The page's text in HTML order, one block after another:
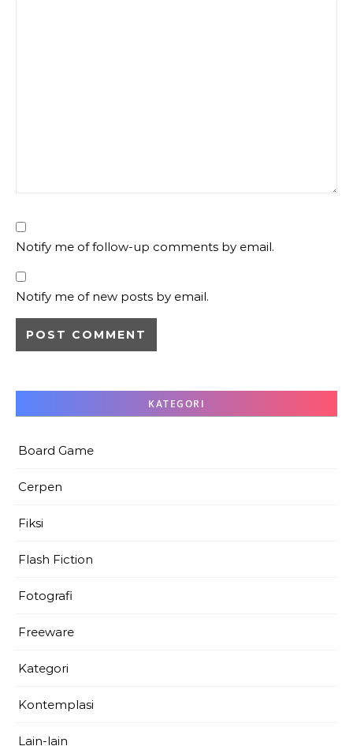
Notify me of follow-up comments by email.
Notify me of new posts by email.
KATEGORI
Board Game
Cerpen
Fiksi
Flash Fiction
Fotografi
Freeware
Kategori
Kontemplasi
Lain-lain